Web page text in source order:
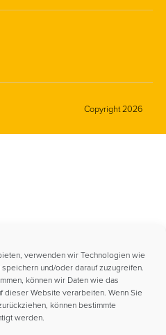
verwenden wir Technologien wie
und/oder darauf zuzugreifen.
können wir Daten wie das
dieser Website verarbeiten. Wenn Sie
können bestimmte
werden.
Copyright 2026